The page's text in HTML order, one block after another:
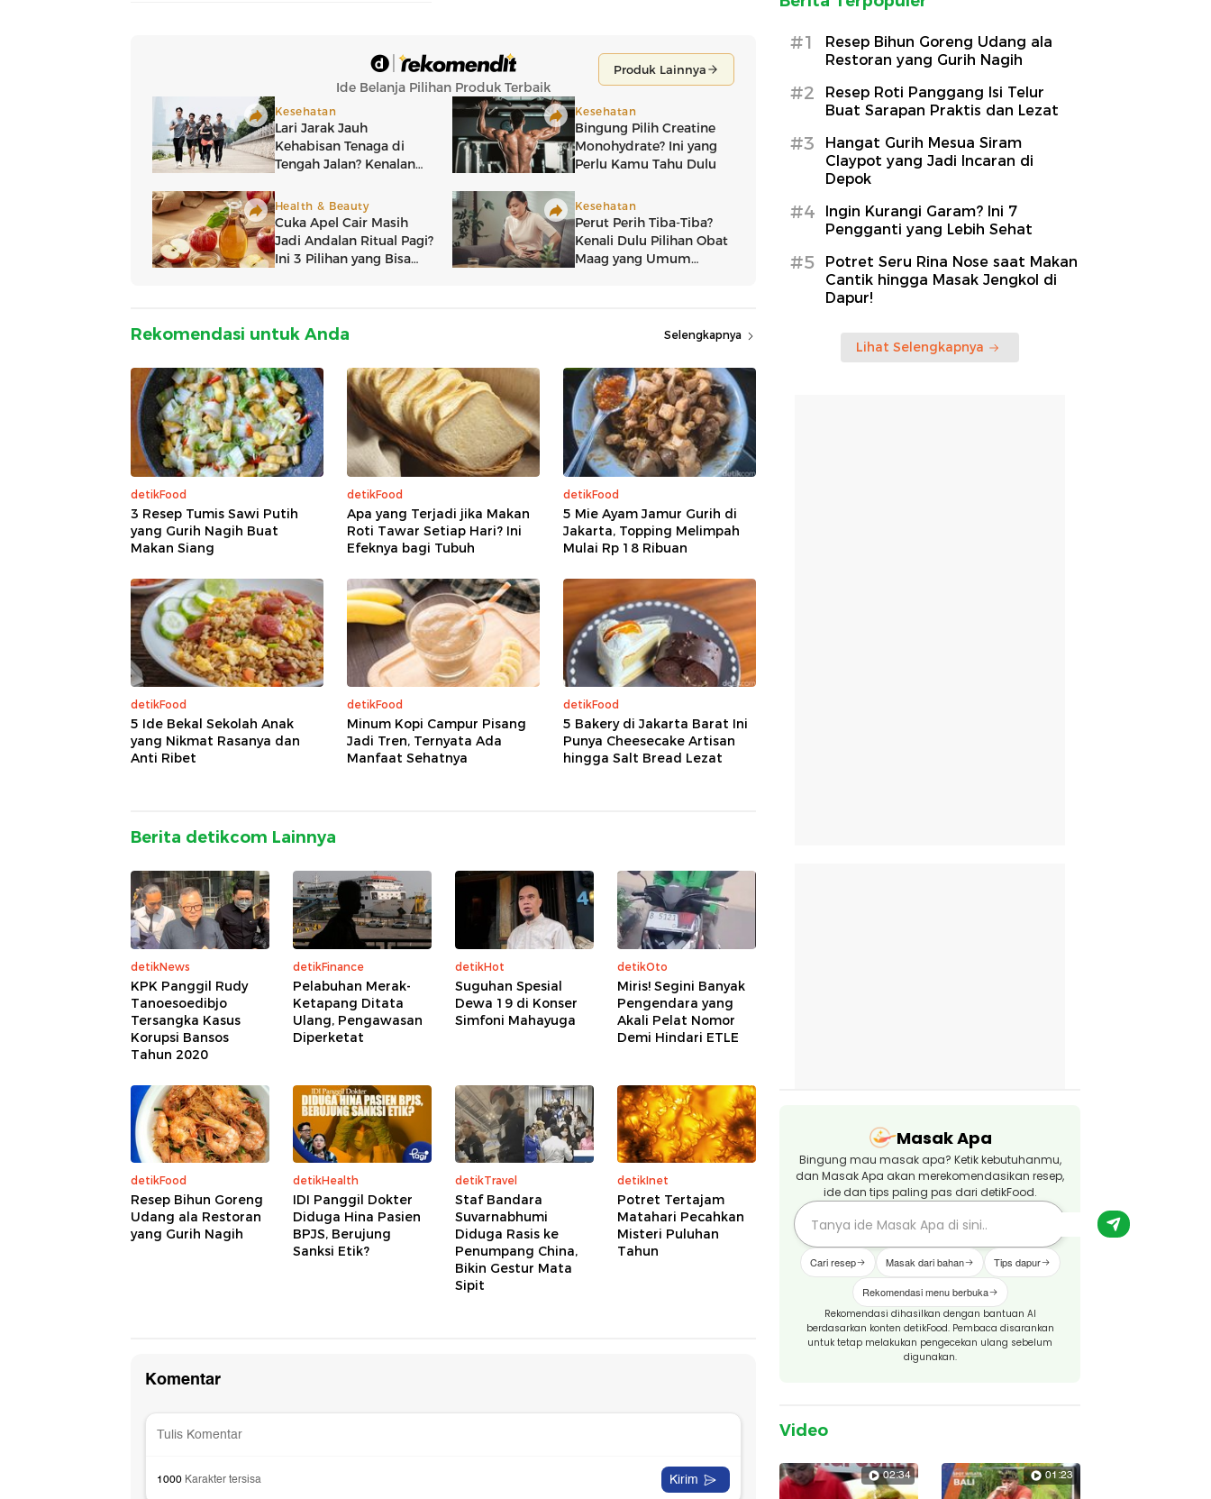
Rekomendasi untuk Anda Selengkapnya
detikFood
3 Resep Tumis Sawi Putih
yang Gurih Nagih Buat
Makan Siang
detikFood
Apa yang Terjadi jika Makan
Roti Tawar Setiap Hari? Ini
Efeknya bagi Tubuh
detikFood
5 Mie Ayam Jamur Gurih di
Jakarta, Topping Melimpah
Mulai Rp 18 Ribuan
detikFood
5 Ide Bekal Sekolah Anak
yang Nikmat Rasanya dan
Anti Ribet
detikFood
Minum Kopi Campur Pisang
Jadi Tren, Ternyata Ada
Manfaat Sehatnya
detikFood
5 Bakery di Jakarta Barat Ini
Punya Cheesecake Artisan
hingga Salt Bread Lezat
Berita detikcom Lainnya
detikNews
KPK Panggil Rudy
Tanoesoedibjo
Tersangka Kasus
Korupsi Bansos
Tahun 2020
detikFinance
Pelabuhan Merak-
Ketapang Ditata
Ulang, Pengawasan
Diperketat
detikHot
Suguhan Spesial
Dewa 19 di Konser
Simfoni Mahayuga
detikOto
Miris! Segini Banyak
Pengendara yang
Akali Pelat Nomor
Demi Hindari ETLE
detikFood
Resep Bihun Goreng
Udang ala Restoran
yang Gurih Nagih
detikHealth
IDI Panggil Dokter
Diduga Hina Pasien
BPJS, Berujung
Sanksi Etik?
detikTravel
Staf Bandara
Suvarnabhumi
Diduga Rasis ke
Penumpang China,
Bikin Gestur Mata
Sipit
detikInet
Potret Tertajam
Matahari Pecahkan
Misteri Puluhan
Tahun
#1
Resep Bihun Goreng Udang ala
Restoran yang Gurih Nagih
#2
Resep Roti Panggang Isi Telur
Buat Sarapan Praktis dan Lezat
#3
Hangat Gurih Mesua Siram
Claypot yang Jadi Incaran di
Depok
#4
Ingin Kurangi Garam? Ini 7
Pengganti yang Lebih Sehat
#5
Potret Seru Rina Nose saat Makan
Cantik hingga Masak Jengkol di
Dapur!
Lihat Selengkapnya
Masak Apa
Bingung mau masak apa? Ketik kebutuhanmu,
dan Masak Apa akan merekomendasikan resep,
ide dan tips paling pas dari detikFood.
Cari resep Masak dari bahan Tips dapur
Rekomendasi menu berbuka
Rekomendasi dihasilkan dengan bantuan AI
berdasarkan konten detikFood. Pembaca disarankan
untuk tetap melakukan pengecekan ulang sebelum
digunakan.
Video
02:34 01:23